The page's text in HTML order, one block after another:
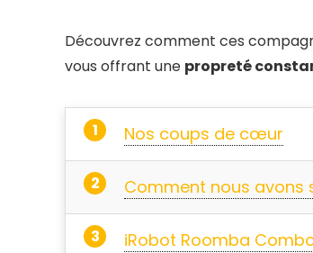
Découvrez comment ces
vous offrant une propreté
Nos coups de cœur
Comment nous avons
iRobot Roomba